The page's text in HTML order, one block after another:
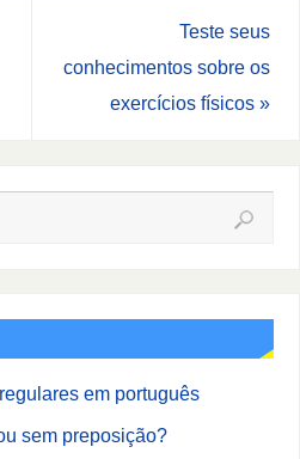
Teste seus
conhecimentos sobre os
exercícios físicos »
em português
sem preposição?